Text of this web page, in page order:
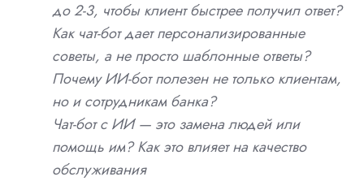
до 2-3, чтобы клиент быстрее получил ответ?
Как чат-бот дает персонализированные
советы, а не просто шаблонные ответы?
Почему ИИ-бот полезен не только клиентам,
но и сотрудникам банка?
Чат-бот с ИИ — это замена людей или
помощь им? Как это влияет на качество
обслуживания